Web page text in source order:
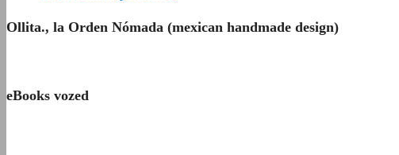
Ollita., la Orden Nómada (mexican handmade design)
eBooks vozed